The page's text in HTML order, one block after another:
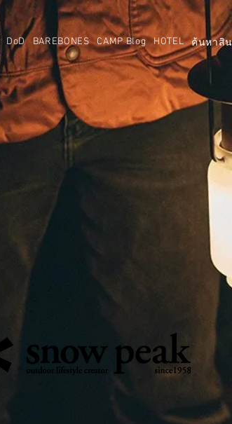
DoD BAREBONES CAMP Blog HOTEL ค้นหาสิ